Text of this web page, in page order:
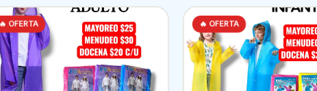
🔥 OFERTA 🔥 OFERTA